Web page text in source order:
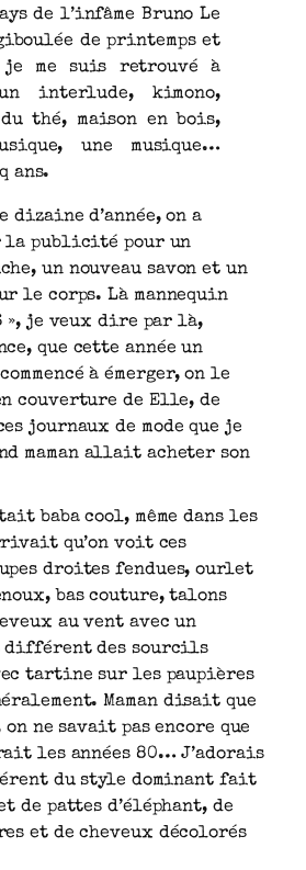
de l’infâme Bruno Le
de printemps et
me suis retrouvé à
interlude, kimono,
thé, maison en bois,
une musique…
ans.
dizaine d’année, on a
la publicité pour un
un nouveau savon et un
le corps. Là mannequin
», je veux dire par là,
que cette année un
à émerger, on le
couverture de Elle, de
journaux de mode que je
maman allait acheter son
baba cool, même dans les
qu’on voit ces
droites fendues, ourlet
bas couture, talons
au vent avec un
différent des sourcils
tartine sur les paupières
Maman disait que
ne savait pas encore que
les années 80… J’adorais
du style dominant fait
de pattes d’éléphant, de
et de cheveux décolorés